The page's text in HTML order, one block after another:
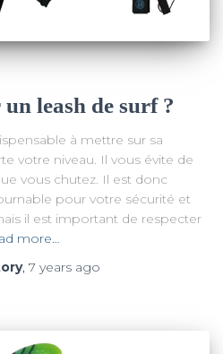
leash de surf ?
à mettre sur sa
votre niveau. Il vous évite de
vous chutez. Il est donc
pour votre sécurité et
il est important de respecter
more…
, 7 years ago